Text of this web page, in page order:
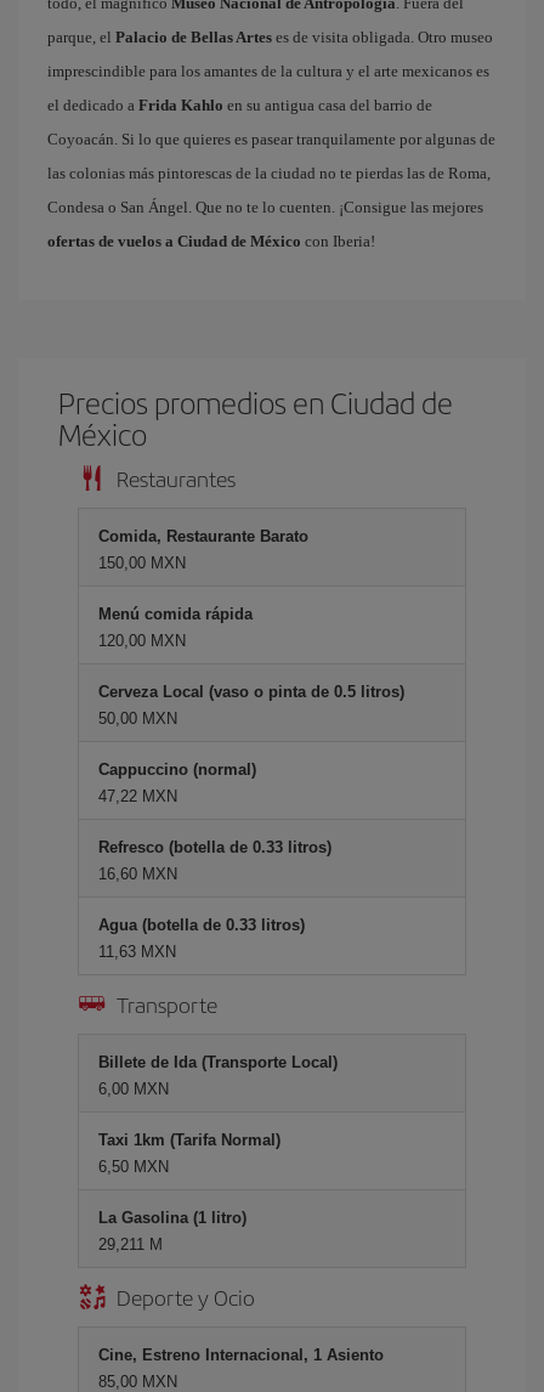
parque, el Palacio de Bellas Artes es de visita obligada. Otro museo
imprescindible para los amantes de la cultura y el arte mexicanos es
el dedicado a Frida Kahlo en su antigua casa del barrio de
Coyoacán. Si lo que quieres es pasear tranquilamente por algunas de
las colonias más pintorescas de la ciudad no te pierdas las de Roma,
Condesa o San Ángel. Que no te lo cuenten. ¡Consigue las mejores
ofertas de vuelos a Ciudad de México con Iberia!
Precios promedios en Ciudad de
México
Restaurantes
Comida, Restaurante Barato
150,00 MXN
Menú comida rápida
120,00 MXN
Cerveza Local (vaso o pinta de 0.5 litros)
50,00 MXN
Cappuccino (normal)
47,22 MXN
Refresco (botella de 0.33 litros)
16,60 MXN
Agua (botella de 0.33 litros)
11,63 MXN
Transporte
Billete de Ida (Transporte Local)
6,00 MXN
Taxi 1km (Tarifa Normal)
6,50 MXN
La Gasolina (1 litro)
29,211 M
Deporte y Ocio
Cine, Estreno Internacional, 1 Asiento
85,00 MXN